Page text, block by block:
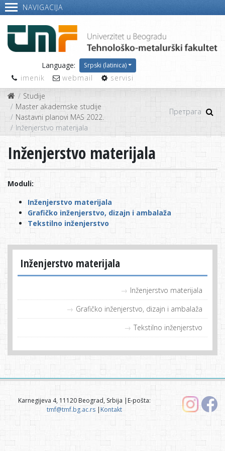
NAVIGACIJA
Language: Srpski (latinica)
imenik webmail
servisi
Studije
Master akademske studije
Nastavni planovi MAS 2022.
Inženjerstvo materijala
Inženjerstvo materijala
Inženjerstvo materijala
Grafičko inženjerstvo, dizajn i ambalaža
Tekstilno inženjerstvo
Inženjerstvo materijala
Moduli:
Inženjerstvo materijala
Grafičko inženjerstvo, dizajn i ambalaža
Tekstilno inženjerstvo
Karnegijeva 4, 11120 Beograd, Srbija |E-pošta:
tmf@tmf.bg.ac.rs|Kontakt